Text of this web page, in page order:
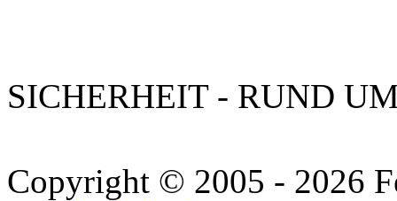
SICHERHEIT - RUND
Copyright © 2005 - 2026